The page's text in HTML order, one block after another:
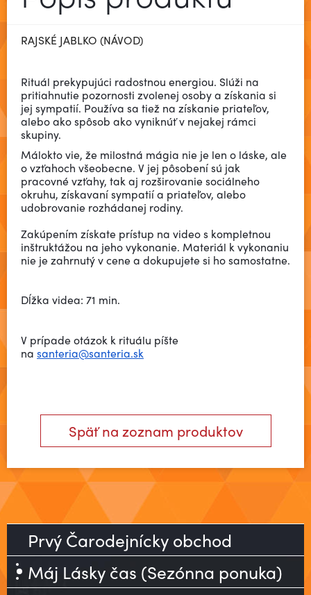
RAJSKÉ JABLKO (NÁVOD)
Rituál prekypujúci radostnou energiou. Slúži na
pritiahnutie pozornosti zvolenej osoby a získania si
jej sympatií. Používa sa tiež na získanie priateľov,
alebo ako spôsob ako vyniknúť v nejakej rámci
skupiny.
Málokto vie, že milostná mágia nie je len o láske, ale
o vzťahoch všeobecne. V jej pôsobení sú jak
pracovné vzťahy, tak aj rozširovanie sociálneho
okruhu, získavaní sympatií a priateľov, alebo
udobrovanie rozhádanej rodiny.
Zakúpením získate prístup na video s kompletnou
inštruktážou na jeho vykonanie. Materiál k vykonaniu
nie je zahrnutý v cene a dokupujete si ho samostatne.
Dĺžka videa: 71 min.
V prípade otázok k rituálu píšte
na santeria@santeria.sk
Späť na zoznam produktov
Prvý Čarodejnícky obchod
Máj Lásky čas (Sezónna ponuka)